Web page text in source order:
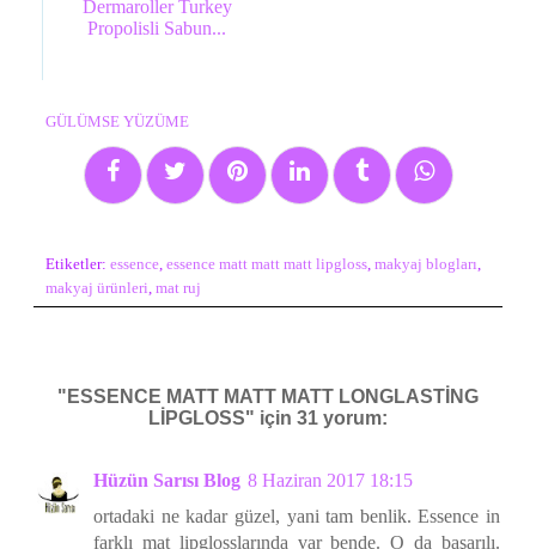
Dermaroller Turkey
Propolisli Sabun...
GÜLÜMSE YÜZÜME
Etiketler: essence, essence matt matt matt lipgloss, makyaj blogları,
makyaj ürünleri, mat ruj
"ESSENCE MATT MATT MATT LONGLASTİNG
LİPGLOSS" için 31 yorum:
Hüzün Sarısı Blog 8 Haziran 2017 18:15
ortadaki ne kadar güzel, yani tam benlik. Essence in
farklı mat lipglosslarında var bende. O da başarılı.